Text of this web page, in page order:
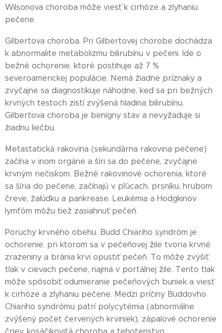
Wilsonova choroba môže viesť k cirhóze a zlyhaniu
pečene.
Gilbertova choroba. Pri Gilbertovej chorobe dochádza
k abnormalite metabolizmu bilirubínu v pečeni. Ide o
bežné ochorenie, ktoré postihuje až 7 %
severoamerickej populácie. Nemá žiadne príznaky a
zvyčajne sa diagnostikuje náhodne, keď sa pri bežných
krvných testoch zistí zvýšená hladina bilirubínu.
Gilbertova choroba je benígny stav a nevyžaduje si
žiadnu liečbu.
Metastatická rakovina (sekundárna rakovina pečene)
začína v inom orgáne a šíri sa do pečene, zvyčajne
krvným riečiskom. Bežné rakovinové ochorenia, ktoré
sa šíria do pečene, začínajú v pľúcach, prsníku, hrubom
čreve, žalúdku a pankrease. Leukémia a Hodgkinov
lymfóm môžu tiež zasiahnuť pečeň.
Poruchy krvného obehu. Budd Chiariho syndróm je
ochorenie, pri ktorom sa v pečeňovej žile tvoria krvné
zrazeniny a bránia krvi opustiť pečeň. To môže zvýšiť
tlak v cievach pečene, najmä v portálnej žile. Tento tlak
môže spôsobiť odumieranie pečeňových buniek a viesť
k cirhóze a zlyhaniu pečene. Medzi príčiny Buddovho
Chiariho syndrómu patrí polycytémia (abnormálne
zvýšený počet červených krviniek), zápalové ochorenie
čriev, kosáčikovitá choroba a tehotenstvo.